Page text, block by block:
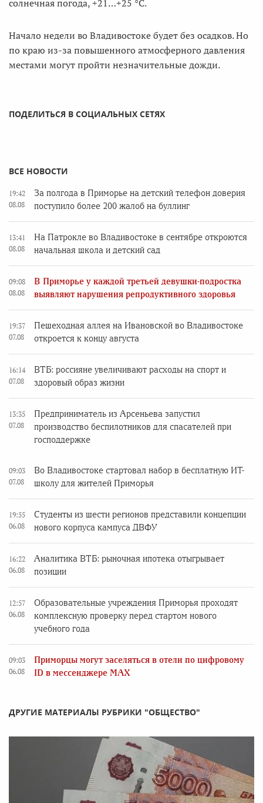
солнечная погода, +21…+25 °C.
Начало недели во Владивостоке будет без осадков. Но
по краю из-за повышенного атмосферного давления
местами могут пройти незначительные дожди.
ПОДЕЛИТЬСЯ В СОЦИАЛЬНЫХ СЕТЯХ
ВСЕ НОВОСТИ
19:42
08.08
За полгода в Приморье на детский телефон доверия
поступило более 200 жалоб на буллинг
13:41
08.08
На Патрокле во Владивостоке в сентябре откроются
начальная школа и детский сад
09:08
08.08
В Приморье у каждой третьей девушки-подростка
выявляют нарушения репродуктивного здоровья
19:37
07.08
Пешеходная аллея на Ивановской во Владивостоке
откроется к концу августа
16:14
07.08
ВТБ: россияне увеличивают расходы на спорт и
здоровый образ жизни
13:35
07.08
Предприниматель из Арсеньева запустил
производство беспилотников для спасателей при
господдержке
09:03
07.08
Во Владивостоке стартовал набор в бесплатную ИТ-
школу для жителей Приморья
19:55
06.08
Студенты из шести регионов представили концепции
нового корпуса кампуса ДВФУ
16:22
06.08
Аналитика ВТБ: рыночная ипотека отыгрывает
позиции
12:57
06.08
Образовательные учреждения Приморья проходят
комплексную проверку перед стартом нового
учебного года
09:03
06.08
Приморцы могут заселяться в отели по цифровому
ID в мессенджере MAX
ДРУГИЕ МАТЕРИАЛЫ РУБРИКИ "ОБЩЕСТВО"